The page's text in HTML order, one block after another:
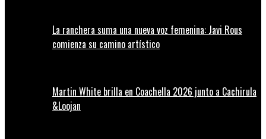
La ranchera suma una nueva voz femenina: Javi Rous
comienza su camino artístico
Martin White brilla en Coachella 2026 junto a Cachirula
&Loojan